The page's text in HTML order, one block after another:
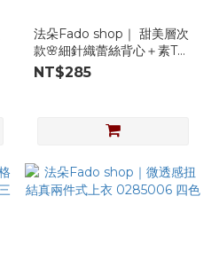
法朵Fado shop｜ 甜美層次
款🌸細針織蕾絲背心＋素T
兩件套 9165003 兩色
NT$285